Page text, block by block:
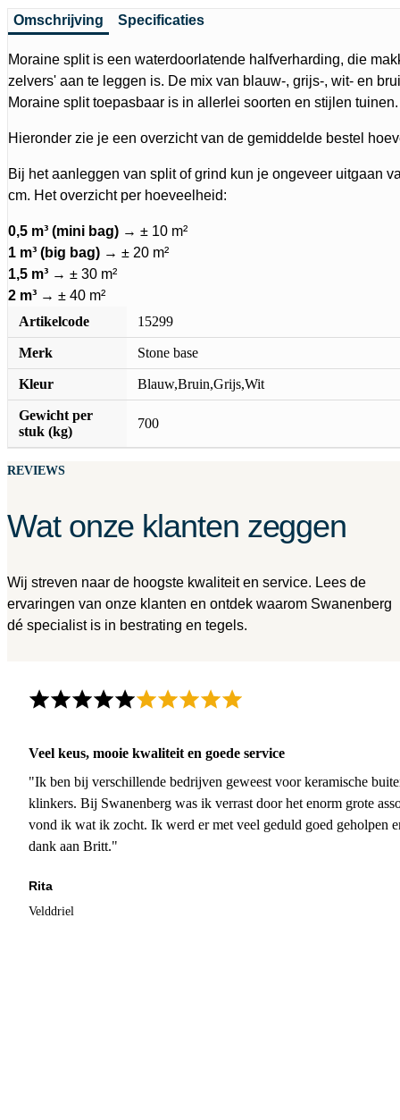
Omschrijving Specificaties
Moraine split is een waterdoorlatende halfverharding, die
zelvers' aan te leggen is. De mix van blauw-, grijs-, wit- en
Moraine split toepasbaar is in allerlei soorten en stijlen tuinen.
Hieronder zie je een overzicht van de gemiddelde bestel
Bij het aanleggen van split of grind kun je ongeveer uitgaan
cm. Het overzicht per hoeveelheid:
0,5 m³ (mini bag) → ± 10 m²
1 m³ (big bag) → ± 20 m²
1,5 m³ → ± 30 m²
2 m³ → ± 40 m²
Artikelcode
15299
Merk Stone base
Kleur Blauw,Bruin,Grijs,Wit
Gewicht per
stuk (kg)
700
REVIEWS
Wat onze klanten zeggen
Wij streven naar de hoogste kwaliteit en service. Lees de
ervaringen van onze klanten en ontdek waarom Swanenberg
dé specialist is in bestrating en tegels.
Veel keus, mooie kwaliteit en goede service
"Ik ben bij verschillende bedrijven geweest voor keramische
klinkers. Bij Swanenberg was ik verrast door het enorm grote
vond ik wat ik zocht. Ik werd er met veel geduld goed geholpen
dank aan Britt."
Rita
Velddriel